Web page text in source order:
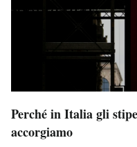
Perché in Italia gli
accorgiamo